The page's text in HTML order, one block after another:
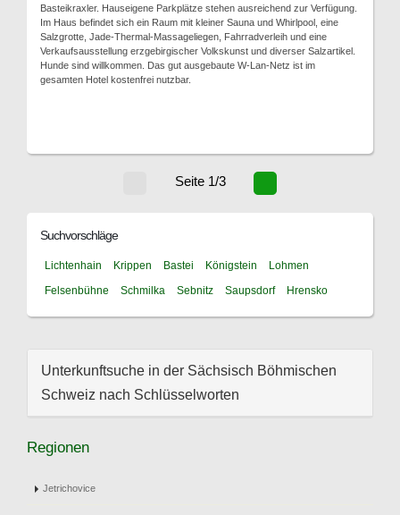
Basteikraxler. Hauseigene Parkplätze stehen ausreichend zur Verfügung.
Im Haus befindet sich ein Raum mit kleiner Sauna und Whirlpool, eine
Salzgrotte, Jade-Thermal-Massageliegen, Fahrradverleih und eine
Verkaufsausstellung erzgebirgischer Volkskunst und diverser Salzartikel.
Hunde sind willkommen. Das gut ausgebaute W-Lan-Netz ist im
gesamten Hotel kostenfrei nutzbar.
Seite 1/3
Suchvorschläge
Lichtenhain Krippen Bastei Königstein
Lohmen
Felsenbühne
Schmilka Sebnitz Saupsdorf Hrensko
Unterkunftsuche in der Sächsisch Böhmischen
Schweiz nach Schlüsselworten
Regionen
Jetrichovice